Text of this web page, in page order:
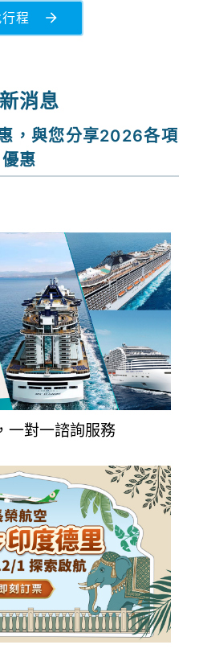
程
消息
，與您分享2026各項
優惠
一對一諮詢服務